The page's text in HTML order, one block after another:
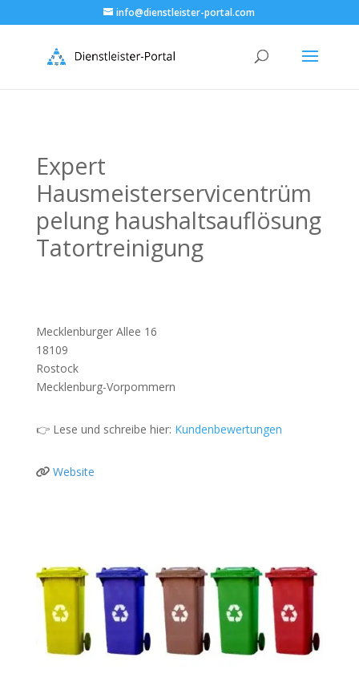
info@dienstleister-portal.com
Expert
Hausmeisterservicentrüm
pelung haushaltsauflösung
Tatortreinigung
Mecklenburger Allee 16
18109
Rostock
Mecklenburg-Vorpommern
👉 Lese und schreibe hier: Kundenbewertungen
Website